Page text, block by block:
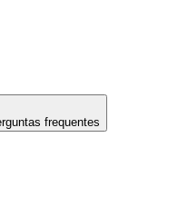
frequentes